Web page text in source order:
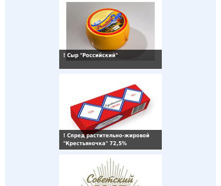
! Сыр "Российский"
! Спред растительно-жировой
"Крестьяночка" 72,5%